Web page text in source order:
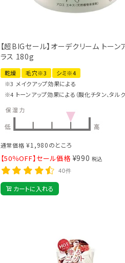
【超BIGセール】オーデクリーム トーン
ラス 180g
乾燥 毛穴※3
シミ※4
※3 メイクアップ効果による
※4 トーンアップ効果による（酸化チタン、タルク
通常価格 ¥1,980のところ
【50％OFF】セール価格 ¥990 税込
40件
カートに入れる